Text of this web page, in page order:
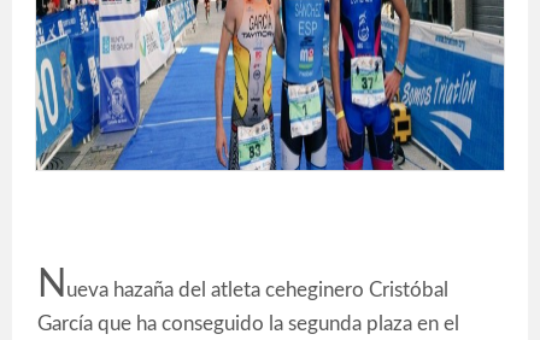
N ueva hazaña del atleta ceheginero Cristóbal
García que ha conseguido la segunda plaza en el